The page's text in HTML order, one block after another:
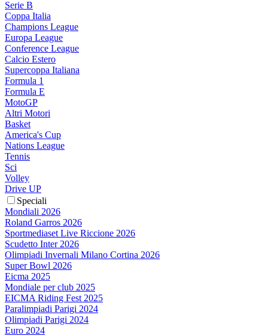
Serie B
Coppa Italia
Champions League
Europa League
Conference League
Calcio Estero
Supercoppa Italiana
Formula 1
Formula E
MotoGP
Altri Motori
Basket
America's Cup
Nations League
Tennis
Sci
Volley
Drive UP
Speciali
Mondiali 2026
Roland Garros 2026
Sportmediaset Live Riccione 2026
Scudetto Inter 2026
Olimpiadi Invernali Milano Cortina 2026
Super Bowl 2026
Eicma 2025
Mondiale per club 2025
EICMA Riding Fest 2025
Paralimpiadi Parigi 2024
Olimpiadi Parigi 2024
Euro 2024